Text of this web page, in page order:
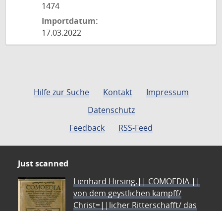
1474
Importdatum:
17.03.2022
Hilfe zur Suche Kontakt
Impressum
Datenschutz
Feedback
RSS-Feed
Just scanned
Lienhard Hirsing.|| COMOEDIA ||
von dem geystlichen kampff/
Christ=||licher Ritterschafft/ das